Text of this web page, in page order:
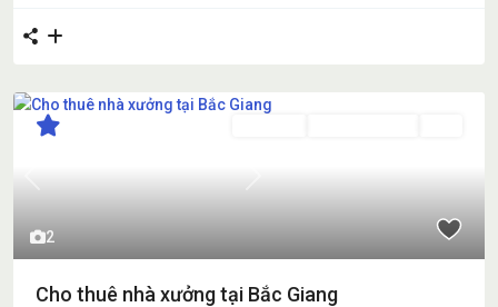
2
Previous Next
Cho thuê nhà xưởng tại Bắc Giang